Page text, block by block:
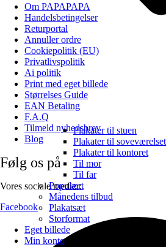
Plakater til stuen
Plakater til soveværelset
Plakater til kontoret
Til mor
Til far
Populært
Månedens tilbud
Plakatsæt
Storformat
Eget billede
Min konto
Om PAPAPAPA
Handelsbetingelser
Returportal
Annuller ordre
Cookiepolitik (EU)
Privatlivspolitik
Ai politik
Print med eget billede
Størrelses Guide
EAN Betaling
F.A.Q
Tilmeld nyhedsbrev
Blog
Følg os på
Vores sociale medier:
Facebook